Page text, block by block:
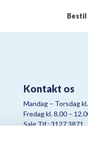
Kontakt os
Mandag – Torsdag
Fredag kl. 8.00 –
Salg Tlf.: 3127 3871